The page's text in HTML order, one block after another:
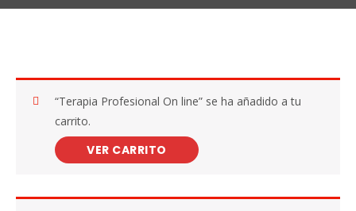
VER CARRITO
“Terapia Profesional On line” se ha añadido a tu
carrito.